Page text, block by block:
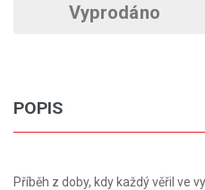
Vyprodáno
POPIS
Příběh z doby, kdy každý věřil ve